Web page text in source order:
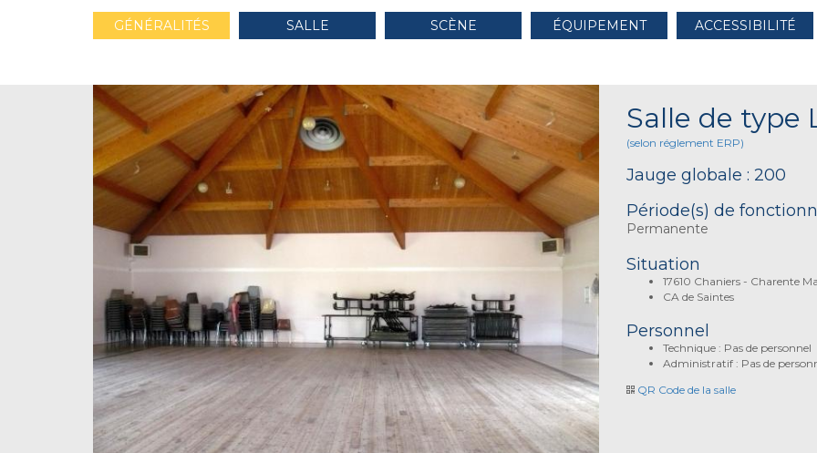
GÉNÉRALITÉS SALLE SCÈNE ÉQUIPEMENT ACCESSIBILITÉ
Salle de type
(selon réglement ERP)
Jauge globale : 200
Période(s) de
Permanente
Situation
17610 Chaniers - Charente
CA de Saintes
Personnel
Technique : Pas de personnel
Administratif : Pas de
QR Code de la salle